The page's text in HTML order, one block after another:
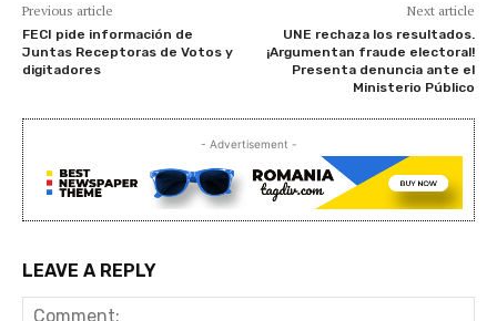
Previous article
FECI pide información de
Juntas Receptoras de Votos y
digitadores
Next article
UNE rechaza los resultados.
¡Argumentan fraude electoral!
Presenta denuncia ante el
Ministerio Público
- Advertisement -
LEAVE A REPLY